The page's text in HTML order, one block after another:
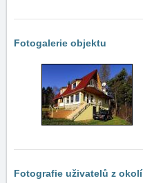
Fotogalerie objektu
Fotografie uživatelů z okolí